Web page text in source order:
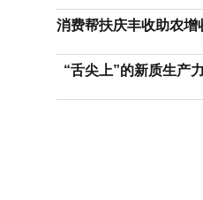
消费帮扶庆丰收助农
“舌尖上”的新质生产